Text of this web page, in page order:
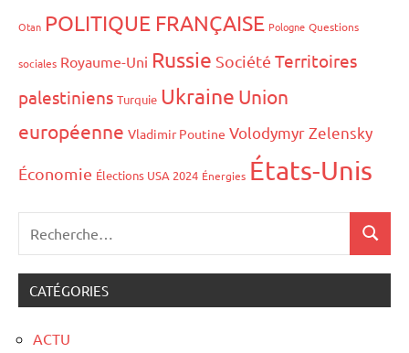
Otan POLITIQUE FRANÇAISE Pologne Questions
sociales Royaume-Uni Russie Société Territoires
palestiniens Turquie Ukraine Union
européenne Vladimir Poutine Volodymyr Zelensky
Économie Élections USA 2024 Énergies États-Unis
CATÉGORIES
ACTU